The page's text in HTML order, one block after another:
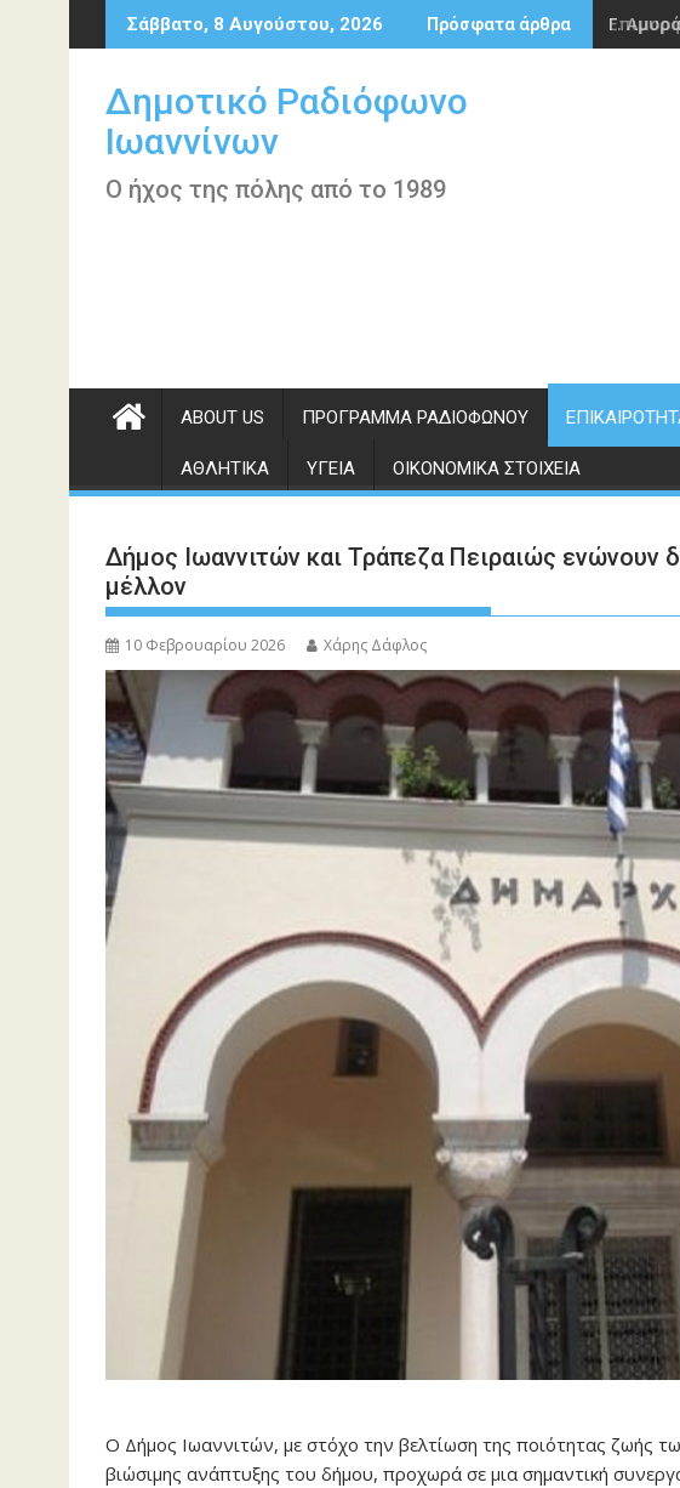
Περάστε
στο
Σάββατο, 8 Αυγούστου, 2026 Πρόσφατα άρθρα Γ.
Δημοτικό Ραδιόφωνο
Ιωαννίνων
Ο ήχος της πόλης από το 1989
ABOUT US ΠΡΌΓΡΑΜΜΑ ΡΑΔΙΟΦΏΝΟΥ
ΑΘΛΗΤΙΚΆ ΥΓΕΊΑ ΟΙΚΟΝΟΜΙΚΆ ΣΤΟΙΧΕΊΑ
Δήμος Ιωαννιτών και Τράπεζα Πειραιώς ενώνουν
μέλλον
10 Φεβρουαρίου 2026 Χάρης Δάφλος
Ο Δήμος Ιωαννιτών, με στόχο την βελτίωση της ποιότητας ζωής
βιώσιμης ανάπτυξης του δήμου, προχωρά σε μια σημαντική